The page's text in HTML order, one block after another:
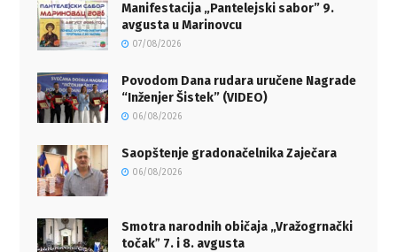
Manifestacija „Pantelejski sabor” 9.
avgusta u Marinovcu
07/08/2026
Povodom Dana rudara uručene Nagrade
“Inženjer Šistek” (VIDEO)
06/08/2026
Saopštenje gradonačelnika Zaječara
06/08/2026
Smotra narodnih običaja „Vražogrnački
točakˮ 7. i 8. avgusta